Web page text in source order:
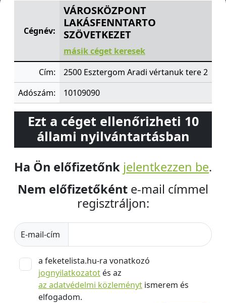
VÁROSKÖZPONT LAKÁSFENNTARTO SZÖVETKEZET
Cégnév:
VÁROSKÖZPONT
LAKÁSFENNTARTO
SZÖVETKEZET
másik céget keresek
Cím:
2500 Esztergom Aradi vértanuk tere 2
Adószám:
10109090
Ezt a céget ellenőrizheti 10
állami nyilvántartásban
Ha Ön előfizetőnk jelentkezzen be.
Nem előfizetőként e-mail címmel
regisztráljon:
E-mail-cím
a feketelista.hu-ra vonatkozó
jognyilatkozatot és az
az adatvédelmi közleményt ismerem és
elfogadom.